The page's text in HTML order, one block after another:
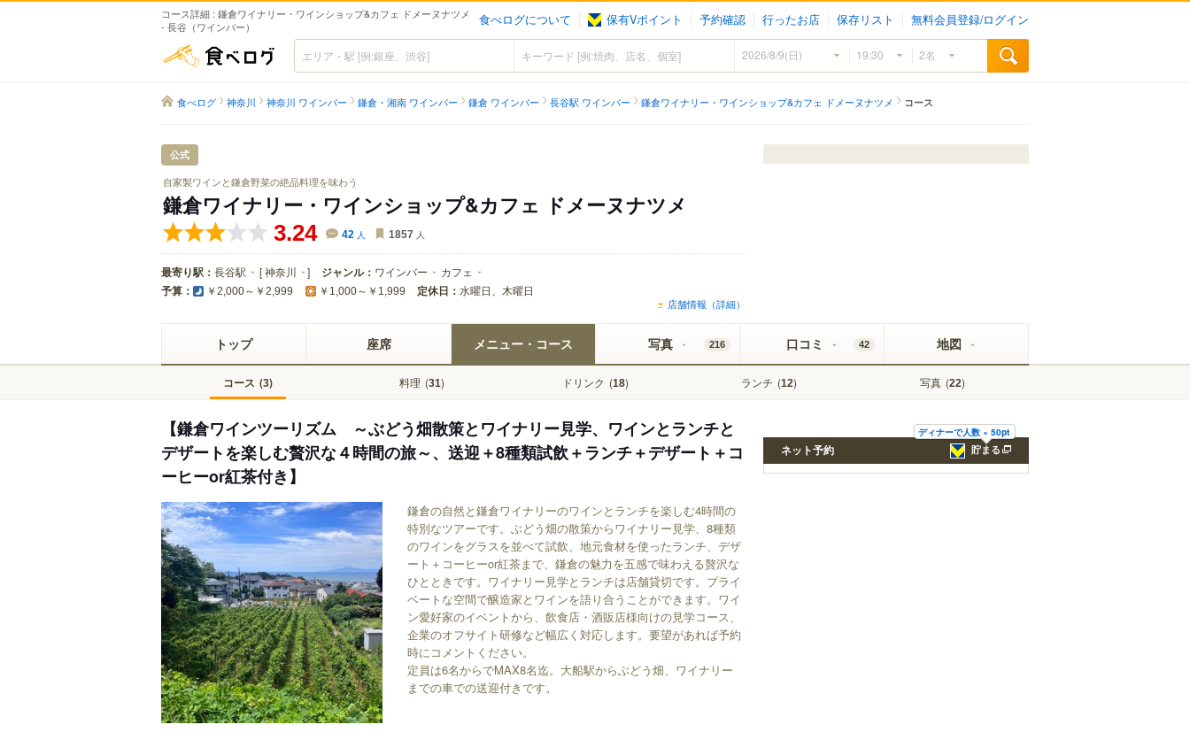
コース詳細 : 鎌倉ワイナリー・ワインショップ&カフェ ドメーヌナツメ
- 長谷（ワインバー）
食べログについて 保有Vポイント 予約確認 行ったお店 保存リスト 無料会員登録/ログイン
食べログ
食べログ 神奈川 神奈川 ワインバー 鎌倉・湘南 ワインバー 鎌倉 ワインバー 長谷駅 ワインバー 鎌倉ワイナリー・ワインショップ&カフェ ドメーヌナツメ コース
公式
自家製ワインと鎌倉野菜の絶品料理を味わう
鎌倉ワイナリー・ワインショップ&カフェ ドメーヌナツメ
3.24 42 人 1857 人
最寄り駅： 長谷駅 [神奈川 ] ジャンル： ワインバー カフェ
予算： ￥2,000～￥2,999 ￥1,000～￥1,999 定休日： 水曜日、木曜日
店舗情報（詳細）
トップ 座席 メニュー・コース
コース (3) 料理 (31) ドリンク (18) ランチ (12) 写真 (22)
写真 216 口コミ 42 地図
【鎌倉ワインツーリズム ～ぶどう畑散策とワイナリー見学、ワインとランチと
デザートを楽しむ贅沢な４時間の旅～、送迎＋8種類試飲＋ランチ＋デザート＋コ
ーヒーor紅茶付き】
鎌倉の自然と鎌倉ワイナリーのワインとランチを楽しむ4時間の
特別なツアーです。ぶどう畑の散策からワイナリー見学、8種類
のワインをグラスを並べて試飲、地元食材を使ったランチ、デザ
ート＋コーヒーor紅茶まで、鎌倉の魅力を五感で味わえる贅沢な
ひとときです。ワイナリー見学とランチは店舗貸切です。プライ
ベートな空間で醸造家とワインを語り合うことができます。ワイ
ン愛好家のイベントから、飲食店・酒販店様向けの見学コース、
企業のオフサイト研修など幅広く対応します。要望があれば予約
時にコメントください。
定員は6名からでMAX8名迄。大船駅からぶどう畑、ワイナリー
までの車での送迎付きです。
ディナーで人数 × 50pt
貯まる
ネット予約